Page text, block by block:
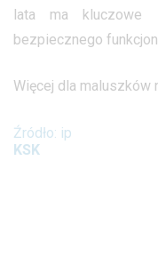
lata ma kluczowe
bezpiecznego
Więcej dla maluszków
Źródło: ip
KSK